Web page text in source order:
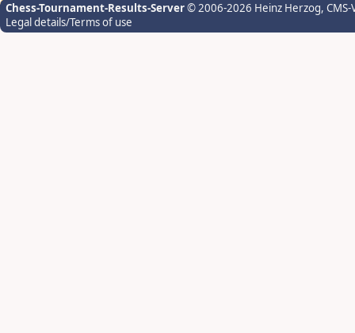
Chess-Tournament-Results-Server© 2006-2026 Heinz Herzog,
Legal details/Terms of use